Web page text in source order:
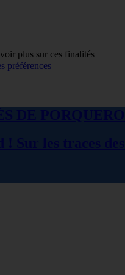
plus sur ces finalités
préférences